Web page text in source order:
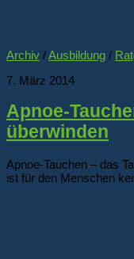
Archiv /Ausbildung /
7. März 2014
Apnoe-
überwinden
Apnoe-Tauchen – das
ist für den Menschen